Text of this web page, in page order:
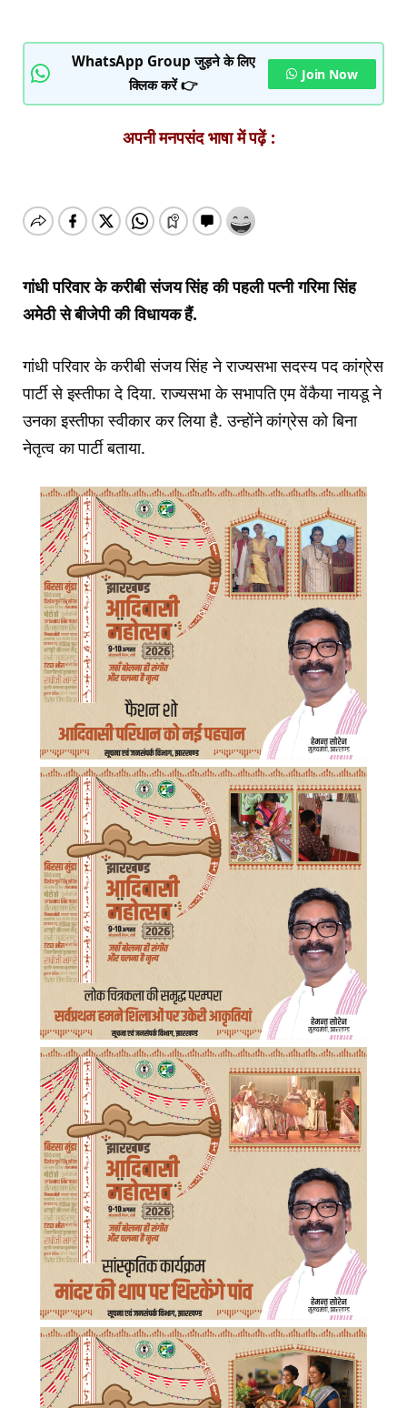
WhatsApp Group जुड़ने के लिए
क्लिक करें 👉
Join Now
अपनी मनपसंद भाषा में पढ़ें :
गांधी परिवार के करीबी संजय सिंह की पहली पत्नी गरिमा सिंह
अमेठी से बीजेपी की विधायक हैं.
गांधी परिवार के करीबी संजय सिंह ने राज्यसभा सदस्य पद कांग्रेस
पार्टी से इस्तीफा दे दिया. राज्यसभा के सभापति एम वेंकैया नायडू ने
उनका इस्तीफा स्वीकार कर लिया है. उन्होंने कांग्रेस को बिना
नेतृत्व का पार्टी बताया.